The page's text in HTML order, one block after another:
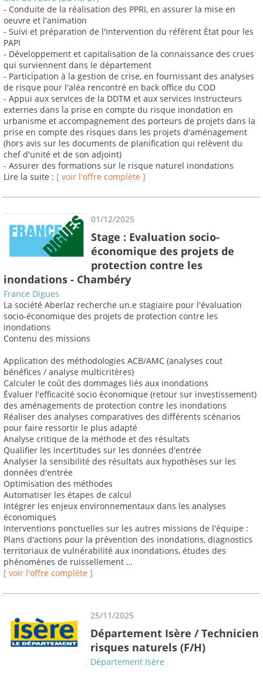
- Conduite de la réalisation des PPRI, en assurer la mise en
oeuvre et l'animation
- Suivi et préparation de l'intervention du référent État pour les
PAPI
- Développement et capitalisation de la connaissance des crues
qui surviennent dans le département
- Participation à la gestion de crise, en fournissant des analyses
de risque pour l'aléa rencontré en back office du COD
- Appui aux services de la DDTM et aux services instructeurs
externes dans la prise en compte du risque inondation en
urbanisme et accompagnement des porteurs de projets dans la
prise en compte des risques dans les projets d'aménagement
(hors avis sur les documents de planification qui relèvent du
chef d'unité et de son adjoint)
- Assurer des formations sur le risque naturel inondations
Lire la suite : [ voir l'offre complète ]
01/12/2025
Stage : Evaluation socio-
économique des projets de
protection contre les
inondations - Chambéry
France Digues
La société Aberlaz recherche un.e stagiaire pour l'évaluation
socio-économique des projets de protection contre les
inondations
Contenu des missions
Application des méthodologies ACB/AMC (analyses cout
bénéfices / analyse multicritères)
Calculer le coût des dommages liés aux inondations
Évaluer l'efficacité socio économique (retour sur investissement)
des aménagements de protection contre les inondations
Réaliser des analyses comparatives des différents scénarios
pour faire ressortir le plus adapté
Analyse critique de la méthode et des résultats
Qualifier les incertitudes sur les données d'entrée
Analyser la sensibilité des résultats aux hypothèses sur les
données d'entrée
Optimisation des méthodes
Automatiser les étapes de calcul
Intégrer les enjeux environnementaux dans les analyses
économiques
Interventions ponctuelles sur les autres missions de l'équipe :
Plans d'actions pour la prévention des inondations, diagnostics
territoriaux de vulnérabilité aux inondations, études des
phénomènes de ruissellement …
[ voir l'offre complète ]
25/11/2025
Département Isère / Technicien
risques naturels (F/H)
Département Isère